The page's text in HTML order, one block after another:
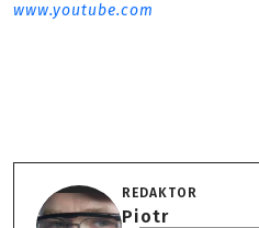
www.youtube.com
REDAKTOR
Piotr